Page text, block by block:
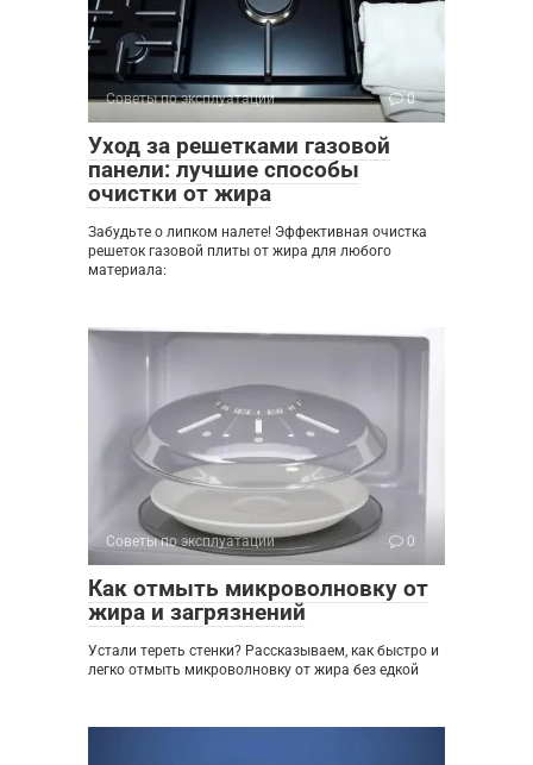
Советы по эксплуатации 0
Уход за решетками газовой
панели: лучшие способы
очистки от жира
Забудьте о липком налете! Эффективная очистка
решеток газовой плиты от жира для любого
материала:
Советы по эксплуатации 0
Как отмыть микроволновку от
жира и загрязнений
Устали тереть стенки? Рассказываем, как быстро и
легко отмыть микроволновку от жира без едкой